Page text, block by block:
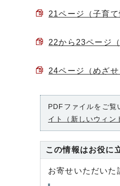
21ページ（子育
22から23ページ
24ページ（めざ
PDFファイルをご
イト（新しいウィン
この情報はお役に
お寄せいただいた